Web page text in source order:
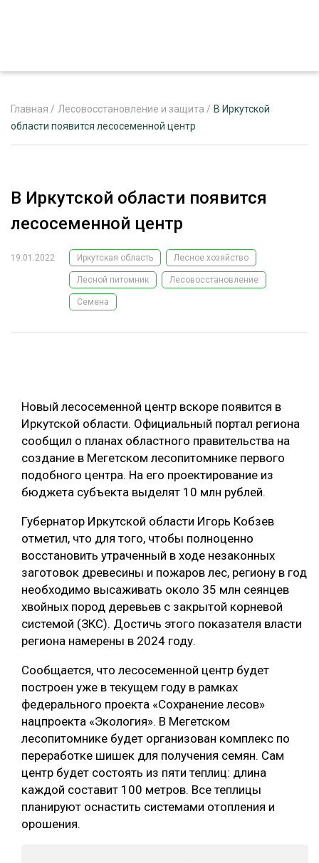
РЕКЛАМОДАТЕЛЯМ
ЛЕСНОЕ ХОЗЯЙСТВО
ЛЕСОЗАГОТОВКА
ЛЕСОВОССТАНОВЛЕНИЕ И ЗАЩИТА
ЛОГИСТИКА
ПРОИЗВОДСТВО ДРЕВЕСНЫХ ПЛИТ
ЦБП
ЛЕСОПИЛЕНИЕ
ДЕРЕВЯННОЕ ДОМОСТРОЕНИЕ
БЕЗОПАСНОЕ ПРОИЗВОДСТВО
СОРТИРОВКА ДРЕВЕСИНЫ
МЕБЕЛЬНОЕ ПРОИЗВОДСТВО
ТЕМАТИЧЕСКИЕ ПРОЕКТЫ
ПОДБОРКИ СТАТЕЙ
ЭКСПЕРТНОЕ МНЕНИЕ
Главная / Лесовосстановление и защита / В Иркутской
области появится лесосеменной центр
В Иркутской области появится
лесосеменной центр
19.01.2022 Иркутская область Лесное хозяйство
Лесной питомник Лесовосстановление
Семена
Новый лесосеменной центр вскоре появится в
Иркутской области. Официальный портал региона
сообщил о планах областного правительства на
создание в Мегетском лесопитомнике первого
подобного центра. На его проектирование из
бюджета субъекта выделят 10 млн рублей.
Губернатор Иркутской области Игорь Кобзев
отметил, что для того, чтобы полноценно
восстановить утраченный в ходе незаконных
заготовок древесины и пожаров лес, региону в год
необходимо высаживать около 35 млн сеянцев
хвойных пород деревьев с закрытой корневой
системой (ЗКС). Достичь этого показателя власти
региона намерены в 2024 году.
Сообщается, что лесосеменной центр будет
построен уже в текущем году в рамках
федерального проекта «Сохранение лесов»
нацпроекта «Экология». В Мегетском
лесопитомнике будет организован комплекс по
переработке шишек для получения семян. Сам
центр будет состоять из пяти теплиц: длина
каждой составит 100 метров. Все теплицы
планируют оснастить системами отопления и
орошения.